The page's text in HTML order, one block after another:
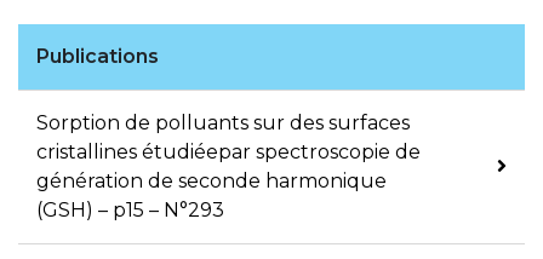
Publications
Sorption de polluants sur des surfaces
cristallines étudiéepar spectroscopie de
génération de seconde harmonique
(GSH) – p15 – N°293